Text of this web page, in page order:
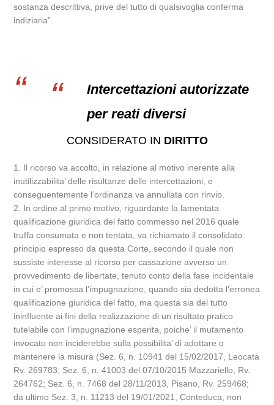
sostanza descrittiva, prive del tutto di qualsivoglia conferma
indiziaria”.
Intercettazioni autorizzate
per reati diversi
CONSIDERATO IN DIRITTO
1. Il ricorso va accolto, in relazione al motivo inerente alla
inutilizzabilita’ delle risultanze delle intercettazioni, e
conseguentemente l’ordinanza va annullata con rinvio.
2. In ordine al primo motivo, riguardante la lamentata
qualificazione giuridica del fatto commesso nel 2016 quale
truffa consumata e non tentata, va richiamato il consolidato
principio espresso da questa Corte, secondo il quale non
sussiste interesse al ricorso per cassazione avverso un
provvedimento de libertate, tenuto conto della fase incidentale
in cui e’ promossa l’impugnazione, quando sia dedotta l’erronea
qualificazione giuridica del fatto, ma questa sia del tutto
ininfluente ai fini della realizzazione di un risultato pratico
tutelabile con l’impugnazione esperita, poiche’ il mutamento
invocato non inciderebbe sulla possibilita’ di adottare o
mantenere la misura (Sez. 6, n. 10941 del 15/02/2017, Leocata
Rv. 269783; Sez. 6, n. 41003 del 07/10/2015 Mazzariello, Rv.
264762; Sez. 6, n. 7468 del 28/11/2013, Pisano, Rv. 259468;
da ultimo Sez. 3, n. 11213 del 19/01/2021, Conteduca, non